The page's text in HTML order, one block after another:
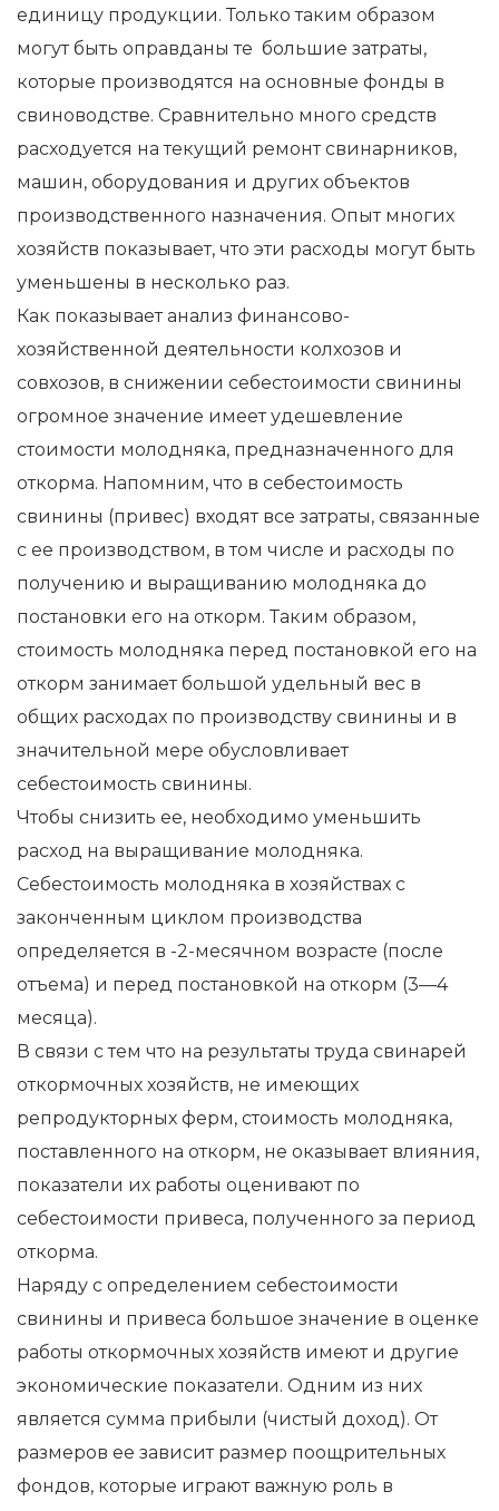
единицу продукции. Только таким образом
могут быть оправданы те большие затраты,
которые производятся на основные фонды в
свиноводстве. Сравнительно много средств
расходуется на текущий ремонт свинарников,
машин, оборудования и других объектов
производственного назначения. Опыт многих
хозяйств показывает, что эти расходы могут быть
уменьшены в несколько раз.
Как показывает анализ финансово-
хозяйственной деятельности колхозов и
совхозов, в снижении себестоимости свинины
огромное значение имеет удешевление
стоимости молодняка, предназначенного для
откорма. Напомним, что в себестоимость
свинины (привес) входят все затраты, связанные
с ее производством, в том числе и расходы по
получению и выращиванию молодняка до
постановки его на откорм. Таким образом,
стоимость молодняка перед постановкой его на
откорм занимает большой удельный вес в
общих расходах по производству свинины и в
значительной мере обусловливает
себестоимость свинины.
Чтобы снизить ее, необходимо уменьшить
расход на выращивание молодняка.
Себестоимость молодняка в хозяйствах с
законченным циклом производства
определяется в -2-месячном возрасте (после
отъема) и перед постановкой на откорм (3—4
месяца).
В связи с тем что на результаты труда свинарей
откормочных хозяйств, не имеющих
репродукторных ферм, стоимость молодняка,
поставленного на откорм, не оказывает влияния,
показатели их работы оценивают по
себестоимости привеса, полученного за период
откорма.
Наряду с определением себестоимости
свинины и привеса большое значение в оценке
работы откормочных хозяйств имеют и другие
экономические показатели. Одним из них
является сумма прибыли (чистый доход). От
размеров ее зависит размер поощрительных
фондов, которые играют важную роль в